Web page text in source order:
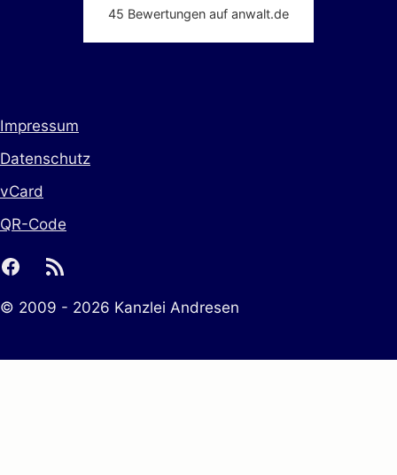
45 Bewertungen auf anwalt.de
© 2009 - 2026 Kanzlei Andresen
Impressum
Datenschutz
vCard
QR-Code
facebook